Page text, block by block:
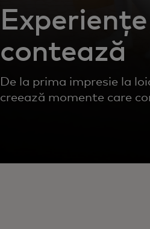
contează
De la prima impresie la
creează momente care